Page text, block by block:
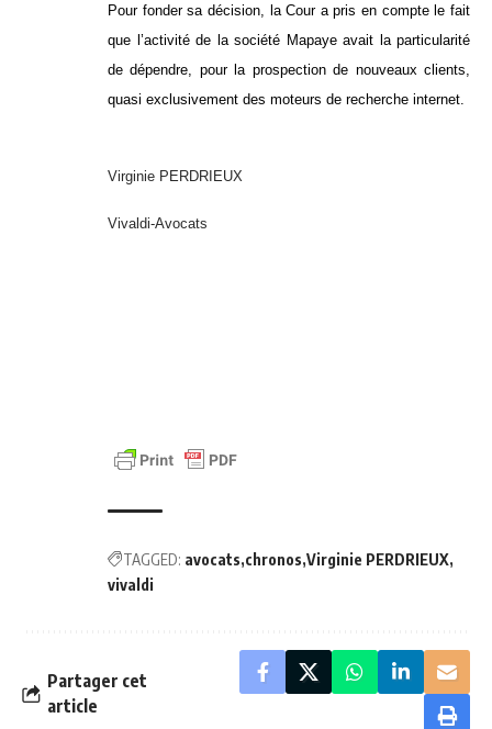
Pour fonder sa décision, la Cour a pris en compte le fait
que l’activité de la société Mapaye avait la particularité
de dépendre, pour la prospection de nouveaux clients,
quasi exclusivement des moteurs de recherche internet.
Virginie PERDRIEUX
Vivaldi-Avocats
TAGGED: avocats chronos Virginie PERDRIEUX
vivaldi
Partager cet
article